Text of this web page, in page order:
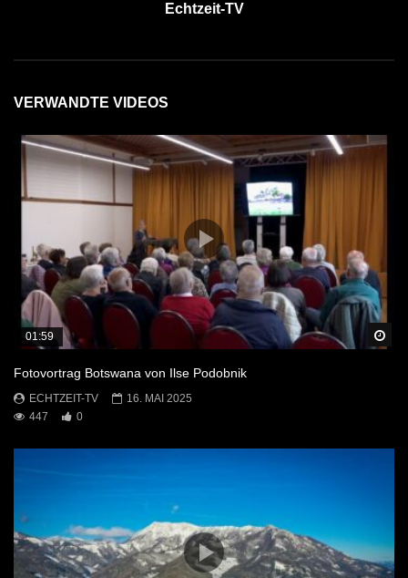
Echtzeit-TV
VERWANDTE VIDEOS
01:59
Fotovortrag Botswana von Ilse Podobnik
ECHTZEIT-TV
16. MAI 2025
447
0